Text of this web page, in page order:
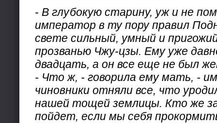
- В глубокую старину, уж и не
император в ту пору правил
свете сильный, умный и
прозванью Чжу-цзы. Ему уже
двадцать, а он все еще не был
- Что ж, - говорила ему мать, -
чиновники отняли все, что
нашей тощей землицы. Кто же
пойдет, если мы себя